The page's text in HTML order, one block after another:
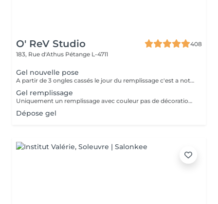
O' ReV Studio
408
183, Rue d'Athus Pétange L-4711
Gel nouvelle pose
A partir de 3 ongles cassés le jour du remplissage c'est a noter une nouvelle pose.
Gel remplissage
Uniquement un remplissage avec couleur pas de décoration inclus.
Dépose gel